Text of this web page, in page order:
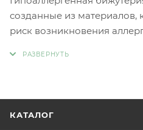
созданные из
риск возникновения
гипоаллергенной
КАТАЛОГ